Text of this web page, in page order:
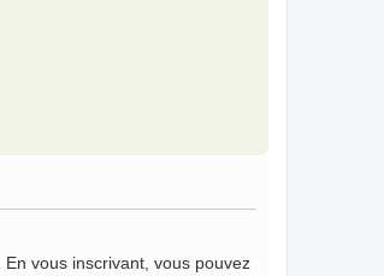
vous inscrivant, vous pouvez